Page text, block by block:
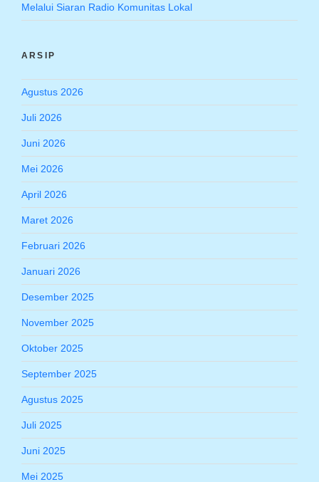
Melalui Siaran Radio Komunitas Lokal
ARSIP
Agustus 2026
Juli 2026
Juni 2026
Mei 2026
April 2026
Maret 2026
Februari 2026
Januari 2026
Desember 2025
November 2025
Oktober 2025
September 2025
Agustus 2025
Juli 2025
Juni 2025
Mei 2025